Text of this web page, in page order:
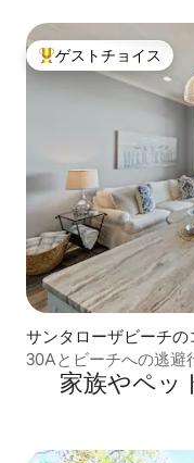
大好評のゲストチョイ
ゲストチョイス
サンタローザビーチの
30Aとビーチへの逃避
家族やペッ